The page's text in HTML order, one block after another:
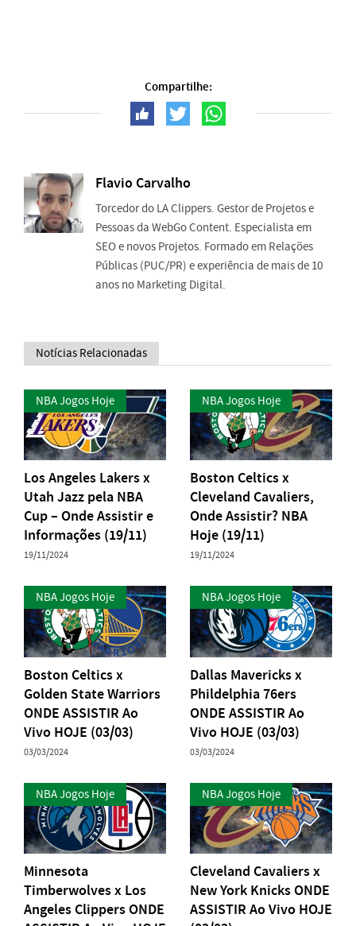
Compartilhe:
Flavio Carvalho
Torcedor do LA Clippers. Gestor de Projetos e
Pessoas da WebGo Content. Especialista em
SEO e novos Projetos. Formado em Relações
Públicas (PUC/PR) e experiência de mais de 10
anos no Marketing Digital.
Notícias Relacionadas
NBA Jogos Hoje
Los Angeles Lakers x
Utah Jazz pela NBA
Cup – Onde Assistir e
Informações (19/11)
19/11/2024
NBA Jogos Hoje
Boston Celtics x
Cleveland Cavaliers,
Onde Assistir? NBA
Hoje (19/11)
19/11/2024
NBA Jogos Hoje
Boston Celtics x
Golden State Warriors
ONDE ASSISTIR Ao
Vivo HOJE (03/03)
03/03/2024
NBA Jogos Hoje
Dallas Mavericks x
Phildelphia 76ers
ONDE ASSISTIR Ao
Vivo HOJE (03/03)
03/03/2024
NBA Jogos Hoje
Minnesota
Timberwolves x Los
Angeles Clippers ONDE
NBA Jogos Hoje
Cleveland Cavaliers x
New York Knicks ONDE
ASSISTIR Ao Vivo HOJE